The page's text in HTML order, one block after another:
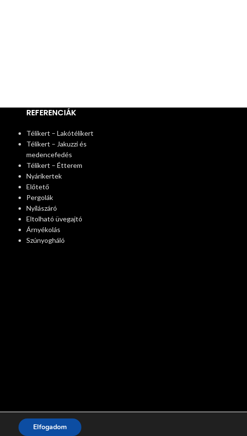
REFERENCIÁK
Télikert – Lakótélikert
Télikert – Jakuzzi és
medencefedés
Télikert – Étterem
Nyárikertek
Előtető
Pergolák
Nyílászáró
Eltolható üvegajtó
Árnyékolás
Szúnyogháló
Elfogadom